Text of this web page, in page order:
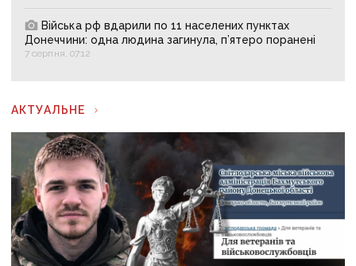
Війська рф вдарили по 11 населених пунктах
Донеччини: одна людина загинула, п’ятеро поранені
7 серпня, 07:12
АКТУАЛЬНЕ